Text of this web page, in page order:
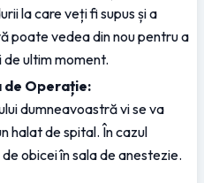
la care veți fi supus și a
poate vedea din nou pentru a
ultim moment.
de Operație:
dumneavoastră vi se va
halat de spital. În cazul
obicei în sala de anestezie.